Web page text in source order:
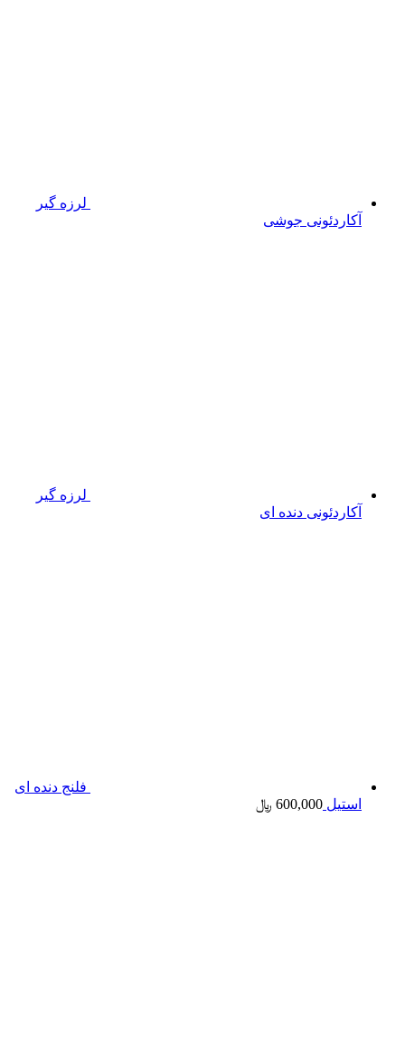
لرزه گیر
آکاردئونی جوشی
لرزه گیر
آکاردئونی دنده ای
فلنج دنده ای
استیل 600,000 ﷼